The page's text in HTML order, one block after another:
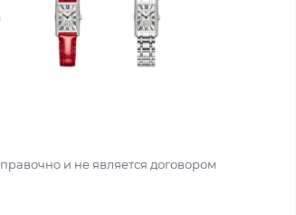
и не является договором